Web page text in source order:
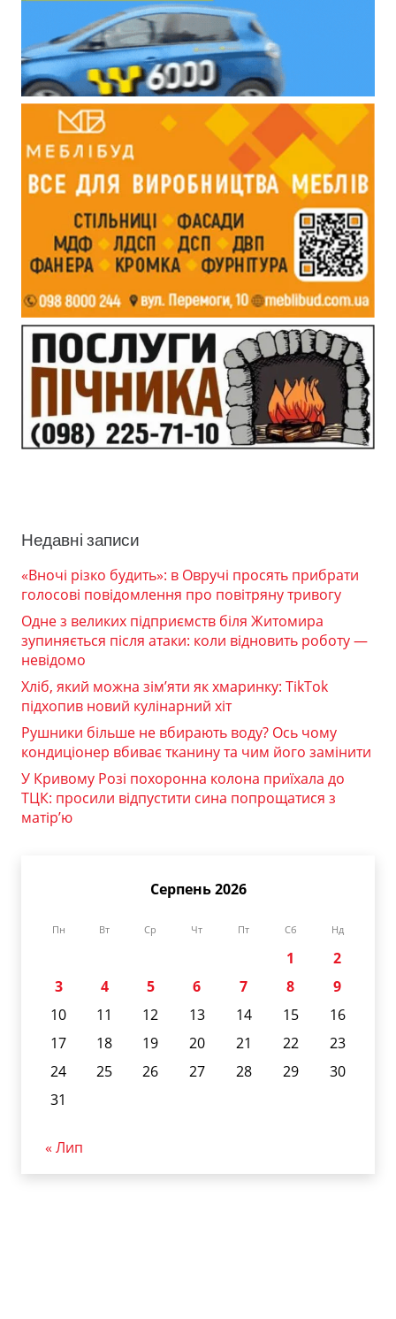
Недавні записи
«Вночі різко будить»: в Овручі просять прибрати
голосові повідомлення про повітряну тривогу
Одне з великих підприємств біля Житомира
зупиняється після атаки: коли відновить роботу —
невідомо
Хліб, який можна зім’яти як хмаринку: TikTok
підхопив новий кулінарний хіт
Рушники більше не вбирають воду? Ось чому
кондиціонер вбиває тканину та чим його замінити
У Кривому Розі похоронна колона приїхала до
ТЦК: просили відпустити сина попрощатися з
матір’ю
Серпень 2026
Пн Вт Ср Чт Пт Сб Нд
1
2
3
4 5 6 7 8
9
10
11 12 13 14 15
16
17
18 19 20 21 22
23
24
25 26 27 28 29
30
31
« Лип